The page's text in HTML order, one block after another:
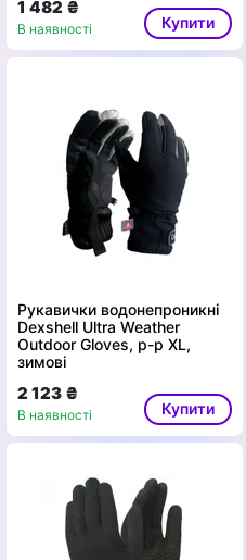
1 482 ₴
В наявності Купити
Рукавички водонепроникні
Dexshell Ultra Weather
Outdoor Gloves, p-p XL,
зимові
2 123 ₴
В наявності Купити